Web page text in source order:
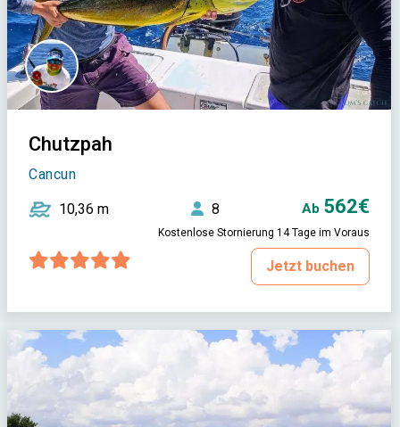
Chutzpah
Cancun
10,36 m 8 Ab 562€
Kostenlose Stornierung 14 Tage im Voraus
Jetzt buchen